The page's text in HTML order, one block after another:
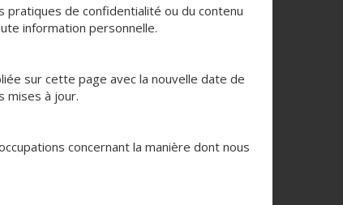
de confidentialité ou du contenu
information personnelle.
sur cette page avec la nouvelle date de
mises à jour.
concernant la manière dont nous